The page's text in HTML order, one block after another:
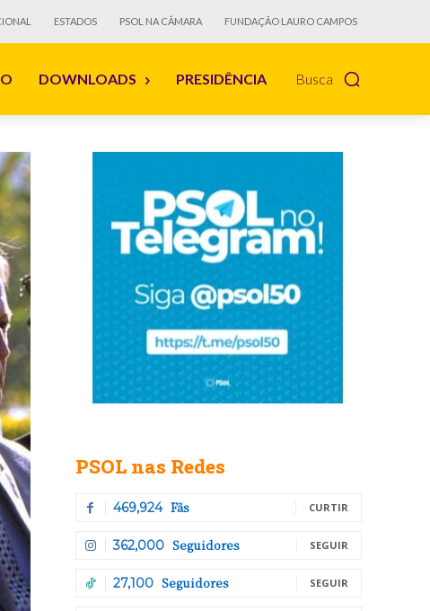
ESTADOS PSOL NA CÂMARA FUNDAÇÃO LAURO CAMPOS
Busca
DOWNLOADS PRESIDÊNCIA
PSOL nas Redes
469,924 Fãs CURTIR
362,000 Seguidores SEGUIR
27,100 Seguidores SEGUIR